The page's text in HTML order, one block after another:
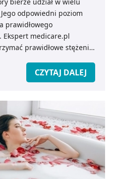
odpowiedni poziom
prawidłowego
medicare.pl
prawidłowe stężenie
CZYTAJ DALEJ